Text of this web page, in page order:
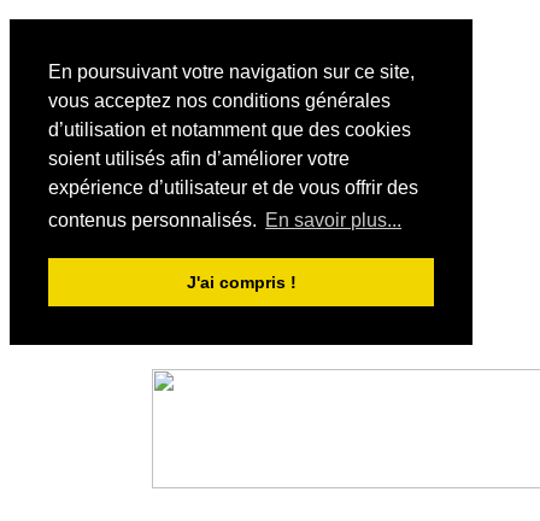
En poursuivant votre navigation sur ce site,
vous acceptez nos conditions générales
d’utilisation et notamment que des cookies
soient utilisés afin d’améliorer votre
expérience d’utilisateur et de vous offrir des
contenus personnalisés. En savoir plus...
J'ai compris !